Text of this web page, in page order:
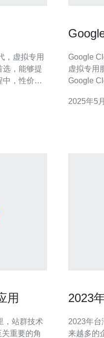
选，能够提
，性价比
睐，成为
Google Cloud
虚拟专用
Google
能：
2025年5
用
，站群技术
重要的角
2023
2023年台湾VPS优
来越多的